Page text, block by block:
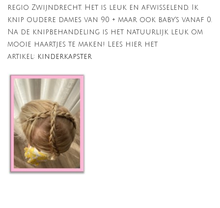
regio Zwijndrecht. Het is leuk en afwisselend. Ik
knip oudere dames van 90 + maar ook baby's vanaf 0.
Na de knipbehandeling is het natuurlijk leuk om
mooie haartjes te maken! Lees hier het
artikel: kinderkapster